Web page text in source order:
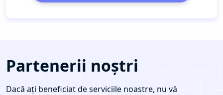
Partenerii noștri
Dacă ați beneficiat de serviciile noastre, nu vă